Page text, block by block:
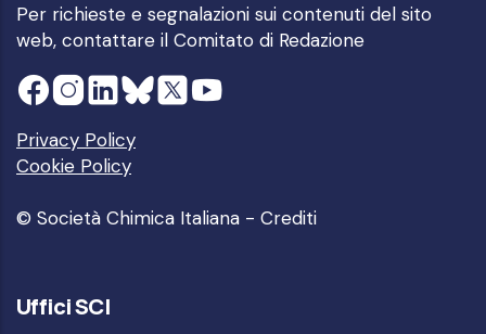
Per richieste e segnalazioni sui contenuti del sito
web, contattare il Comitato di Redazione
Privacy Policy
Cookie Policy
© Società Chimica Italiana - Crediti
Uffici SCI